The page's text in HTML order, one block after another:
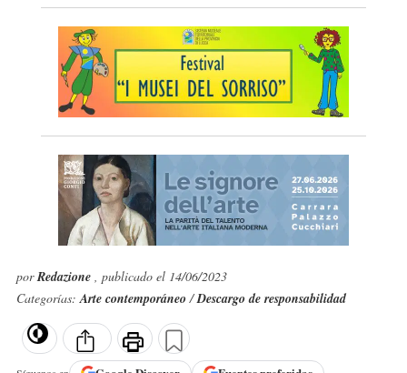
porRedazione , publicado el 14/06/2023
Categorías:Arte contemporáneo/Descargo de responsabilidad